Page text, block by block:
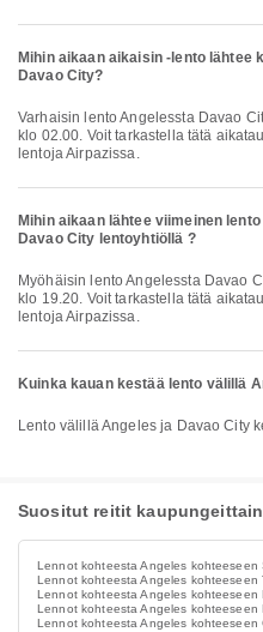
Mihin aikaan aikaisin -lento lähtee
Davao City?
Varhaisin lento Angelessta Davao Cityyn lentoyhtiöllä Cebu Pacific lähtee
klo 02.00. Voit tarkastella tätä
lentoja Airpazissa.
Mihin aikaan lähtee viimeinen
Davao City lentoyhtiöllä ?
Myöhäisin lento Angelessta Davao Cityyn lentoyhtiöllä Cebu Pacific lähtee
klo 19.20. Voit tarkastella tätä
lentoja Airpazissa.
Kuinka kauan kestää lento välillä
Lento välillä Angeles ja Davao City
Suositut reitit
Lennot kohteesta Angeles kohteeseen
Lennot kohteesta Angeles kohteeseen
Lennot kohteesta Angeles kohteeseen
Lennot kohteesta Angeles kohteeseen
Lennot kohteesta Angeles kohteeseen